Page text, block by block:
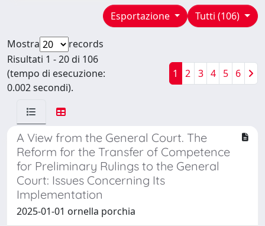
Tutti (106)
Esportazione
Mostra
records
Risultati 1 - 20 di 106
(tempo di esecuzione:
0.002 secondi).
1 2 3 4 5 6
A View from the General Court. The
Reform for the Transfer of Competence
for Preliminary Rulings to the General
Court: Issues Concerning Its
Implementation
2025-01-01 ornella porchia